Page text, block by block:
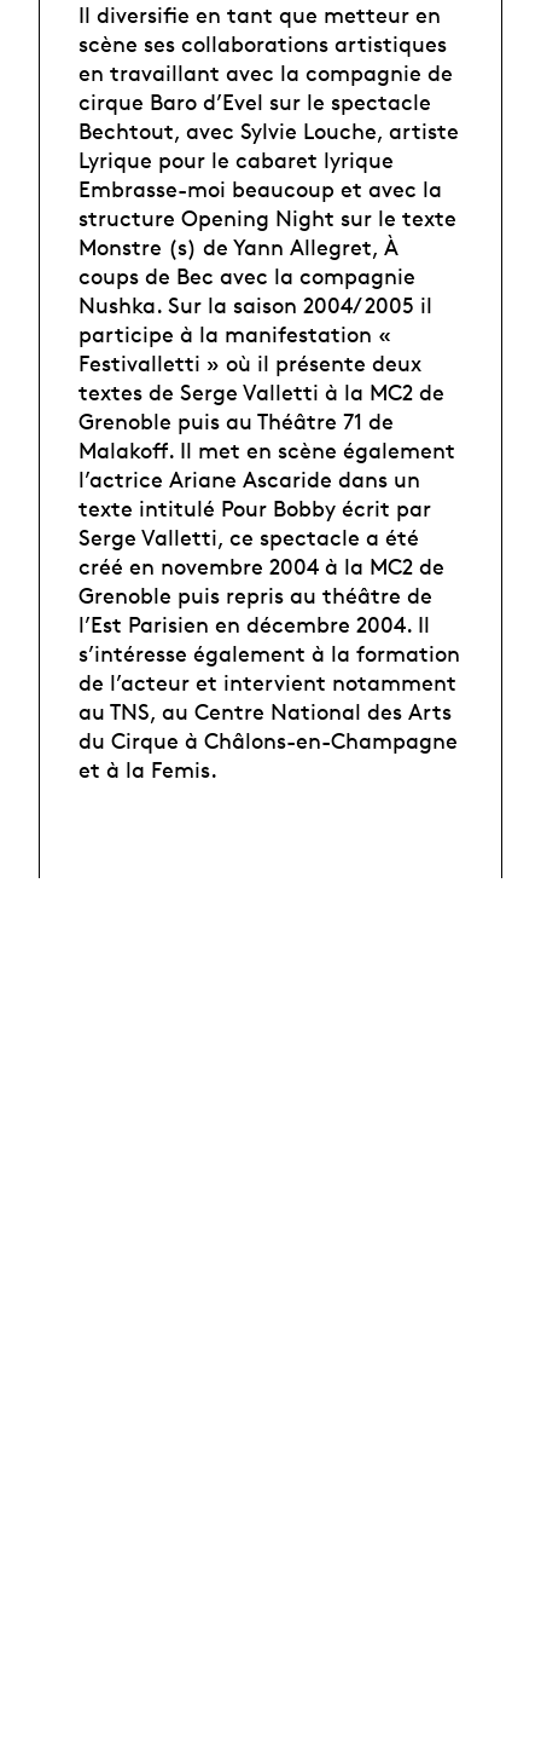
Il diversifie en tant que metteur en
scène ses collaborations artistiques
en travaillant avec la compagnie de
cirque Baro d’Evel sur le spectacle
Bechtout, avec Sylvie Louche, artiste
Lyrique pour le cabaret lyrique
Embrasse-moi beaucoup et avec la
structure Opening Night sur le texte
Monstre (s) de Yann Allegret, À
coups de Bec avec la compagnie
Nushka. Sur la saison 2004/ 2005 il
participe à la manifestation «
Festivalletti » où il présente deux
textes de Serge Valletti à la MC2 de
Grenoble puis au Théâtre 71 de
Malakoff. Il met en scène également
l’actrice Ariane Ascaride dans un
texte intitulé Pour Bobby écrit par
Serge Valletti, ce spectacle a été
créé en novembre 2004 à la MC2 de
Grenoble puis repris au théâtre de
l’Est Parisien en décembre 2004. Il
s’intéresse également à la formation
de l’acteur et intervient notamment
au TNS, au Centre National des Arts
du Cirque à Châlons-en-Champagne
et à la Femis.